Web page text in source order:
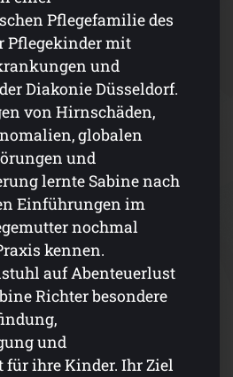
Pflegefamilie des
Pflegekinder mit
und
Diakonie Düsseldorf.
von Hirnschäden,
globalen
und
lernte Sabine nach
Einführungen im
nochmal
kennen.
auf Abenteuerlust
Richter besondere
und
für ihre Kinder. Ihr Ziel